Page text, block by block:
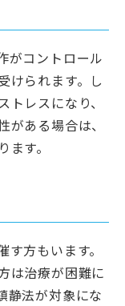
がコントロール
けられます。し
レスになり、
ある場合は、
す。
方もいます。
は治療が困難に
静法が対象にな